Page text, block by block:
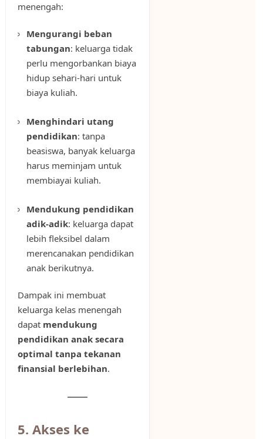
menengah:
Mengurangi beban
tabungan: keluarga tidak
perlu mengorbankan biaya
hidup sehari-hari untuk
biaya kuliah.
Menghindari utang
pendidikan: tanpa
beasiswa, banyak keluarga
harus meminjam untuk
membiayai kuliah.
Mendukung pendidikan
adik-adik: keluarga dapat
lebih fleksibel dalam
merencanakan pendidikan
anak berikutnya.
Dampak ini membuat
keluarga kelas menengah
dapat mendukung
pendidikan anak secara
optimal tanpa tekanan
finansial berlebihan.
5. Akses ke